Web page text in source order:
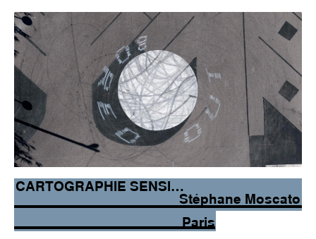
CARTOGRAPHIE SENSIBLE
Stéphane Moscato
Paris